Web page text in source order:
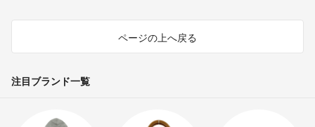
ページの上へ戻る
注目ブランド一覧